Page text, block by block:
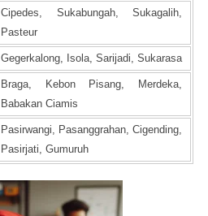
Cipedes, Sukabungah, Sukagalih,
Pasteur
Gegerkalong, Isola, Sarijadi, Sukarasa
Braga, Kebon Pisang, Merdeka,
Babakan Ciamis
Pasirwangi, Pasanggrahan, Cigending,
Pasirjati, Gumuruh